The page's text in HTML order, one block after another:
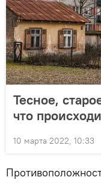
Тесное,
что
10 марта 2022, 10:33